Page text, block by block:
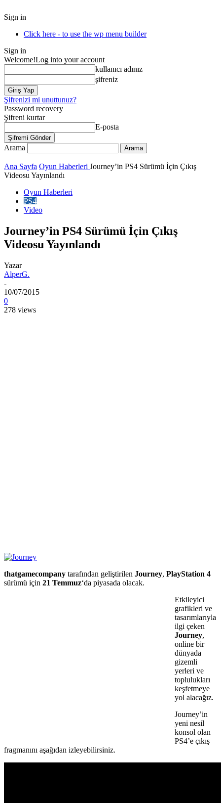
Sign in
Click here - to use the wp menu builder
Sign in
Welcome!Log into your account
kullanıcı adınız
şifreniz
Şifrenizi mi unuttunuz?
Password recovery
Şifreni kurtar
E-posta
Arama
Ana Sayfa Oyun Haberleri Journey’in PS4 Sürümü İçin Çıkış
Videosu Yayınlandı
Oyun Haberleri
PS4
Video
Journey’in PS4 Sürümü İçin Çıkış
Videosu Yayınlandı
Yazar
AlperG.
-
10/07/2015
0
278 views
thatgamecompany tarafından geliştirilen Journey, PlayStation 4
sürümü için 21 Temmuz‘da piyasada olacak.
Etkileyici
grafikleri ve
tasarımlarıyla
ilgi çeken
Journey,
online bir
dünyada
gizemli
yerleri ve
toplulukları
keşfetmeye
yol alacağız.
Journey’in
yeni nesil
konsol olan
PS4’e çıkış
fragmanını aşağıdan izleyebilirsiniz.